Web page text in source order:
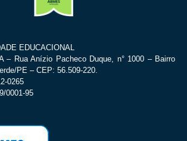
EDUCACIONAL
– Rua Anízio Pacheco Duque, n° 1000 – Bairro
PE – CEP: 56.509-220.
0265
0001-95